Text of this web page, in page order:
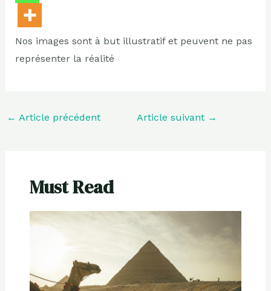
Nos images sont à but illustratif et peuvent ne pas
représenter la réalité
← Article précédent Article suivant →
Must Read